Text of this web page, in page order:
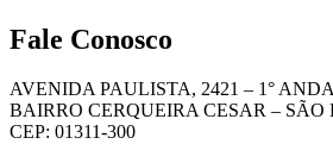
Fale Conosco
AVENIDA PAULISTA, 2421 – 1°
BAIRRO CERQUEIRA CESAR – SÃO
CEP: 01311-300